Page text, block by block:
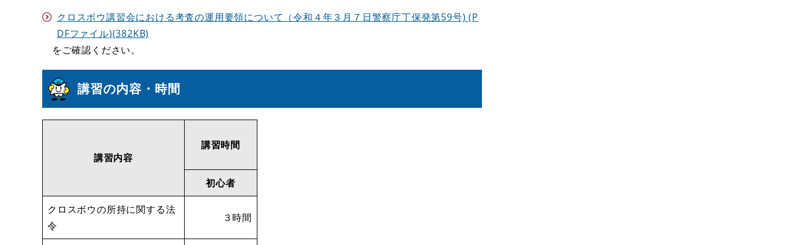
クロスボウ講習会における考査の運用要領について（令和４年３月７日警察庁丁保発第59号) (P
DFファイル)(382KB)
をご確認ください。
講習の内容・時間
講習内容
講習時間
初心者
クロスボウの所持に関する法
令
３時間